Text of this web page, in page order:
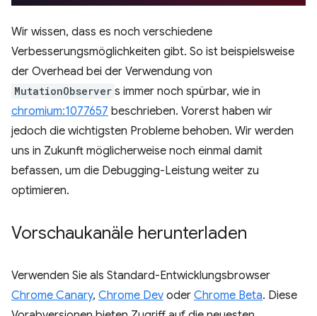
Wir wissen, dass es noch verschiedene
Verbesserungsmöglichkeiten gibt. So ist beispielsweise
der Overhead bei der Verwendung von
MutationObserver s immer noch spürbar, wie in
chromium:1077657 beschrieben. Vorerst haben wir
jedoch die wichtigsten Probleme behoben. Wir werden
uns in Zukunft möglicherweise noch einmal damit
befassen, um die Debugging-Leistung weiter zu
optimieren.
Vorschaukanäle herunterladen
Verwenden Sie als Standard-Entwicklungsbrowser
Chrome Canary, Chrome Dev oder Chrome Beta. Diese